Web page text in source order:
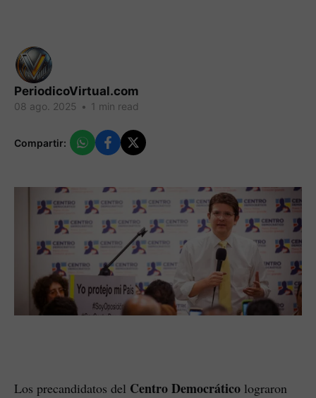
PeriodicoVirtual.com
08 ago. 2025 • 1 min read
Compartir:
Los precandidatos del Centro Democrático lograron